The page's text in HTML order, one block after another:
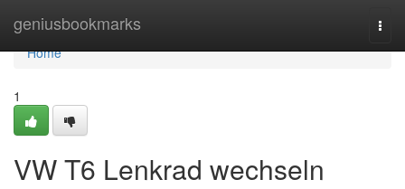
geniusbookmarks
Home
Home
1
VW T6 Lenkrad wechseln